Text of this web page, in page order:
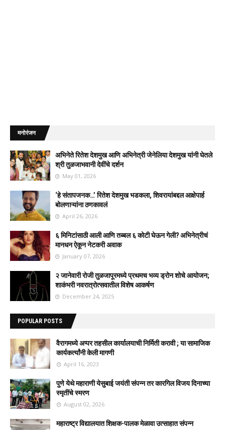
मनोरंजन
अभिनेते रितेश देशमुख आणि अभिनेत्री जेनेलिया देशमुख यांनी घेतले
श्री तुळजाभवानी देवींचे दर्शन
May 01, 2026
‘हे संतापजनक…’ रितेश देशमुख भडकला, शिवरायांबद्दल आक्षेपार्ह
बोलणाऱ्यांना ठणकावलं
April 26, 2026
६ मिनिटांसाठी आली आणि तब्बल ६ कोटी घेऊन गेली? अभिनेत्रीचं
मानधन ऐकून नेटकरी अवाक
January 07, 2026
२ जानेवारी रोजी तुळजापूरमध्ये प्रथमच भव्य ड्रोन शोचे आयोजन;
शाकंभरी नवरात्रोत्सवातील विशेष आकर्षण
December 24, 2025
POPULAR POSTS
वैरागमध्ये अप्पर तहसील कार्यालयाची निर्मिती करावी ; या सामाजिक
कार्यकर्त्यांनी केली मागणी
April 16, 2023
पुणे येथे महाराणी येसुबाई जयंती संपन्न तर कारगिल विजय दिनाच्या
स्मृतींचे स्मरण
August 02, 2026
महाराष्ट्र विद्यालयात शिक्षक-पालक मेळावा उत्साहात संपन्न